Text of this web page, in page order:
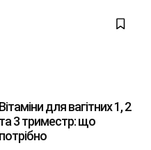
Вітаміни для вагітних 1, 2
та 3 триместр: що
потрібно